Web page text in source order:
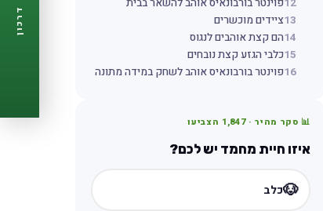
12פוינטר בורבונאיס אוהב להשאר בבית
13ציידים מוכשרים
14הם קצת אוהבים לנגוס
15כלבי הגזע קצת נובחים
16פוינטר בורבונאיס אוהב לשחק במידה מתונה
📊 סקר מהיר ·1,847 הצביעו
איזו חיית מחמד יש לכם?
🐶כלב
דרכון
📋פרופיל מלא
🆓חינם לגמרי